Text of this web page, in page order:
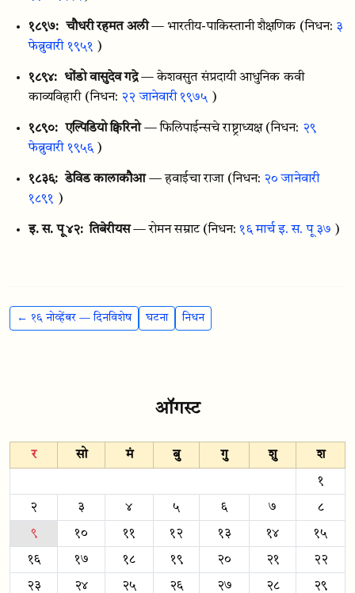
१८९७: चौधरी रहमत अली — भारतीय-पाकिस्तानी शैक्षणिक (निधन: ३
फेब्रुवारी १९५१ )
१८९४: धोंडो वासुदेव गद्रे — केशवसुत संप्रदायी आधुनिक कवी
काव्यविहारी (निधन: २२ जानेवारी १९७५ )
१८९०: एल्पिडियो क्विरिनो — फिलिपाईन्सचे राष्ट्राध्यक्ष (निधन: २९
फेब्रुवारी १९५६)
१८३६: डेविड कालाकौआ — हवाईचा राजा (निधन: २० जानेवारी
१८९१
)
इ. स. पू ४२: तिबेरीयस — रोमन सम्राट (निधन:१६ मार्च इ. स. पू ३७ )
← १६ नोव्हेंबर — दिनविशेष घटना निधन
ऑगस्ट
र सो मं बु गु शु श
१
२ ३ ४ ५ ६ ७ ८
९ १० ११ १२ १३ १४ १५
१६ १७ १८ १९ २० २१ २२
२३ २४ २५ २६ २७ २८ २९